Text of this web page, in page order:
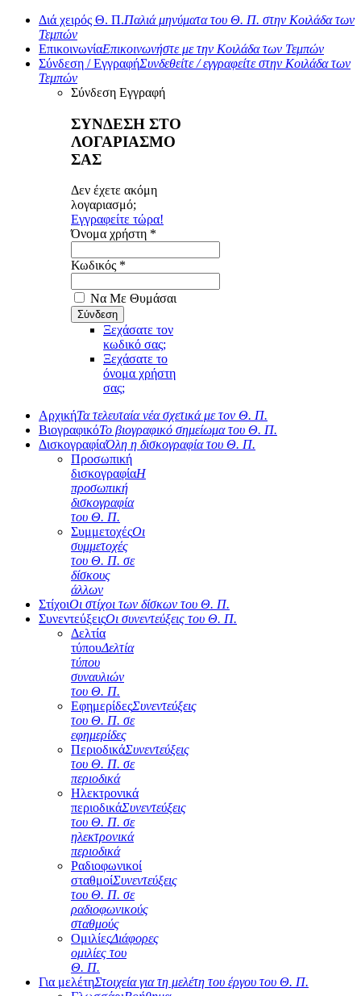
Διά χειρός Θ. Π.Παλιά μηνύματα του Θ. Π. στην Κοιλάδα των
Τεμπών
ΕπικοινωνίαΕπικοινωνήστε με την Κοιλάδα των Τεμπών
Σύνδεση / ΕγγραφήΣυνδεθείτε / εγγραφείτε στην Κοιλάδα των
Τεμπών
Σύνδεση Εγγραφή
ΣΥΝΔΕΣΗ ΣΤΟ
ΛΟΓΑΡΙΑΣΜΟ
ΣΑΣ
Δεν έχετε ακόμη
λογαριασμό;
Εγγραφείτε τώρα!
Όνομα χρήστη *
Κωδικός *
Να Με Θυμάσαι
Ξεχάσατε τον
κωδικό σας;
Ξεχάσατε το
όνομα χρήστη
σας;
ΑρχικήΤα τελευταία νέα σχετικά με τον Θ. Π.
ΒιογραφικόΤο βιογραφικό σημείωμα του Θ. Π.
ΔισκογραφίαΌλη η δισκογραφία του Θ. Π.
Προσωπική
δισκογραφίαΗ
προσωπική
δισκογραφία
του Θ. Π.
ΣυμμετοχέςΟι
συμμετοχές
του Θ. Π. σε
δίσκους
άλλων
ΣτίχοιΟι στίχοι των δίσκων του Θ. Π.
ΣυνεντεύξειςΟι συνεντεύξεις του Θ. Π.
Δελτία
τύπουΔελτία
τύπου
συναυλιών
του Θ. Π.
ΕφημερίδεςΣυνεντεύξεις
του Θ. Π. σε
εφημερίδες
ΠεριοδικάΣυνεντεύξεις
του Θ. Π. σε
περιοδικά
Ηλεκτρονικά
περιοδικάΣυνεντεύξεις
του Θ. Π. σε
ηλεκτρονικά
περιοδικά
Ραδιοφωνικοί
σταθμοίΣυνεντεύξεις
του Θ. Π. σε
ραδιοφωνικούς
σταθμούς
ΟμιλίεςΔιάφορες
ομιλίες του
Θ. Π.
Για μελέτηΣτοιχεία για τη μελέτη του έργου του Θ. Π.